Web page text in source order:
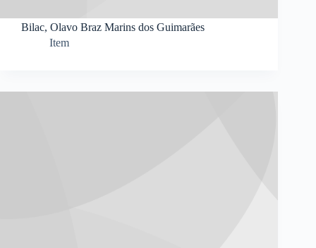
Bilac, Olavo Braz Marins dos Guimarães
Item